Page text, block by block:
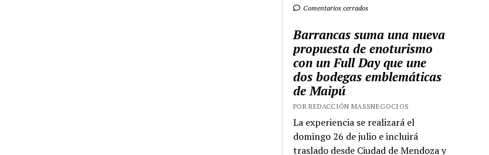
Comentarios cerrados
Barrancas suma una nueva
propuesta de enoturismo
con un Full Day que une
dos bodegas emblemáticas
de Maipú
POR REDACCIÓN MASSNEGOCIOS
La experiencia se realizará el
domingo 26 de julio e incluirá
traslado desde Ciudad de Mendoza y